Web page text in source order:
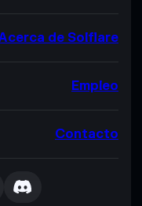
de Solflare
Empleo
Contacto